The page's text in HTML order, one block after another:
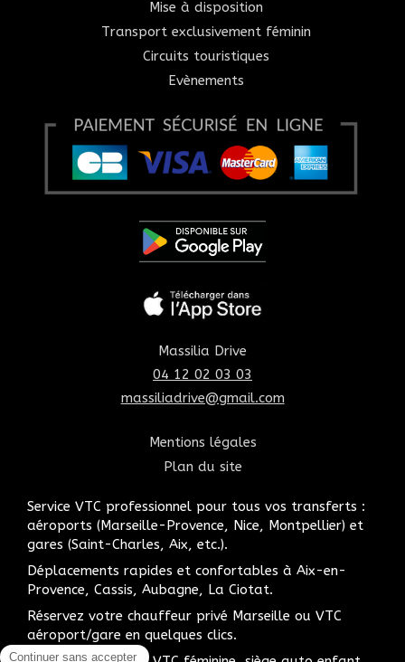
Mise à disposition
Transport exclusivement féminin
Circuits touristiques
Evènements
Massilia Drive
04 12 02 03 03
massiliadrive@gmail.com
Mentions légales
Plan du site
Service VTC professionnel pour tous vos transferts :
aéroports (Marseille-Provence, Nice, Montpellier) et
gares (Saint-Charles, Aix, etc.).
Déplacements rapides et confortables à Aix-en-
Provence, Cassis, Aubagne, La Ciotat.
Réservez votre chauffeur privé Marseille ou VTC
aéroport/gare en quelques clics.